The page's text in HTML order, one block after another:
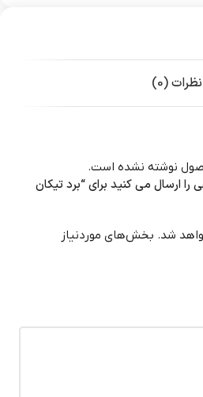
نظرات (0)
نوشته نشده است.
را ارسال می کنید برای “برد تیکان
شد. بخش‌های موردنیاز